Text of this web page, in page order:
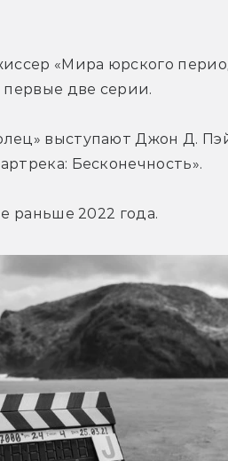
«Мира юрского
первые две серии.
выступают Джон Д.
Бесконечность».
раньше 2022 года.